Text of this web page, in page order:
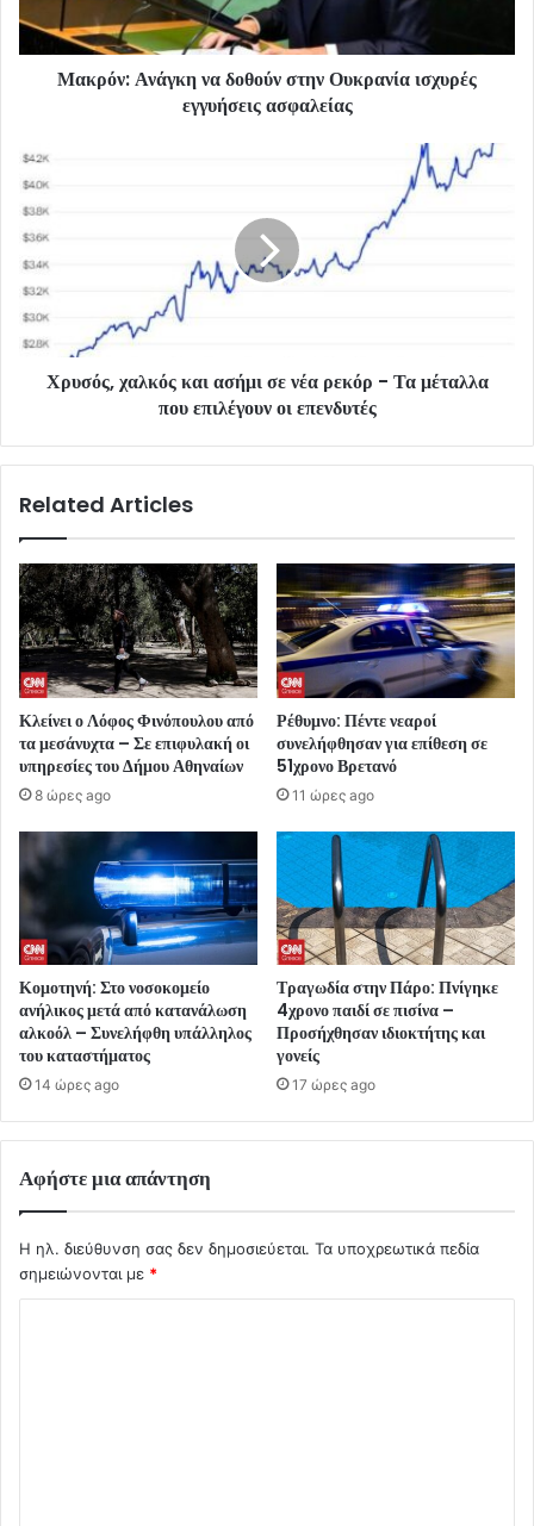
Μακρόν: Ανάγκη να δοθούν στην Ουκρανία ισχυρές
εγγυήσεις ασφαλείας
Χρυσός, χαλκός και ασήμι σε νέα ρεκόρ - Τα μέταλλα
που επιλέγουν οι επενδυτές
Related Articles
Κλείνει ο Λόφος Φινόπουλου από
τα μεσάνυχτα – Σε επιφυλακή οι
υπηρεσίες του Δήμου Αθηναίων
8 ώρες ago
Ρέθυμνο: Πέντε νεαροί
συνελήφθησαν για επίθεση σε
51χρονο Βρετανό
11 ώρες ago
Κομοτηνή: Στο νοσοκομείο
ανήλικος μετά από κατανάλωση
αλκοόλ – Συνελήφθη υπάλληλος
του καταστήματος
14 ώρες ago
Τραγωδία στην Πάρο: Πνίγηκε
4χρονο παιδί σε πισίνα –
Προσήχθησαν ιδιοκτήτης και
γονείς
17 ώρες ago
Αφήστε μια απάντηση
Η ηλ. διεύθυνση σας δεν δημοσιεύεται. Τα υποχρεωτικά πεδία
σημειώνονται με *